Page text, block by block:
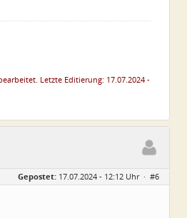
Letzte Editierung: 17.07.2024 -
Gepostet: 17.07.2024 - 12:12 Uhr · #6